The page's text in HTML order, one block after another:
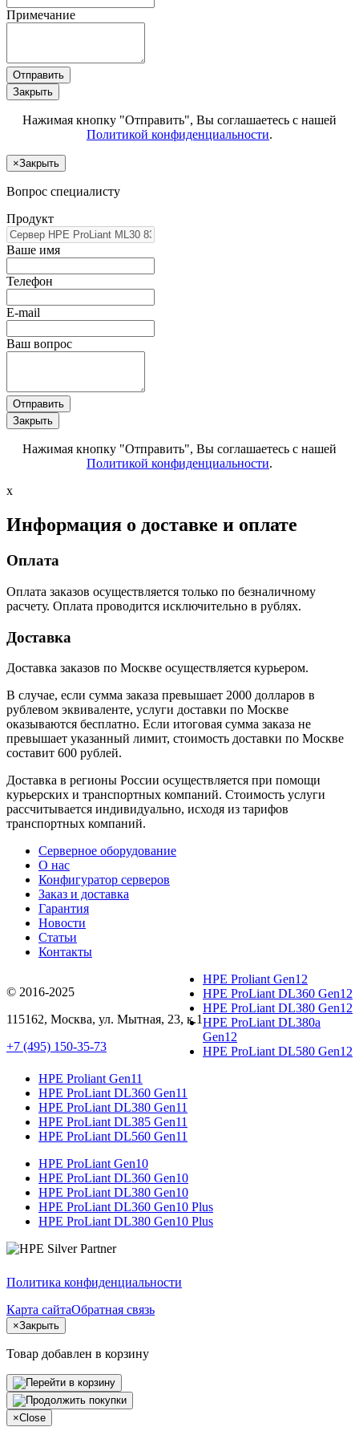
Примечание
Отправить
Закрыть
Нажимая кнопку "Отправить", Вы соглашаетесь с нашей
Политикой конфиденциальности.
×Закрыть
Вопрос специалисту
Продукт
Ваше имя
Телефон
E-mail
Ваш вопрос
Отправить
Закрыть
Нажимая кнопку "Отправить", Вы соглашаетесь с нашей
Политикой конфиденциальности.
x
Информация о доставке и оплате
Оплата
Оплата заказов осуществляется только по безналичному
расчету. Оплата проводится исключительно в рублях.
Доставка
Доставка заказов по Москве осуществляется курьером.
В случае, если сумма заказа превышает 2000 долларов в
рублевом эквиваленте, услуги доставки по Москве
оказываются бесплатно. Если итоговая сумма заказа не
превышает указанный лимит, стоимость доставки по Москве
составит 600 рублей.
Доставка в регионы России осуществляется при помощи
курьерских и транспортных компаний. Стоимость услуги
рассчитывается индивидуально, исходя из тарифов
транспортных компаний.
Серверное оборудование
О нас
Конфигуратор серверов
Заказ и доставка
Гарантия
Новости
Статьи
Контакты
© 2016-2025
115162, Москва, ул. Мытная, 23, к.1
+7 (495) 150-35-73
HPE Proliant Gen12
HPE ProLiant DL360 Gen12
HPE ProLiant DL380 Gen12
HPE ProLiant DL380a
Gen12
HPE ProLiant DL580 Gen12
HPE Proliant Gen11
HPE ProLiant DL360 Gen11
HPE ProLiant DL380 Gen11
HPE ProLiant DL385 Gen11
HPE ProLiant DL560 Gen11
HPE ProLiant Gen10
HPE ProLiant DL360 Gen10
HPE ProLiant DL380 Gen10
HPE ProLiant DL360 Gen10 Plus
HPE ProLiant DL380 Gen10 Plus
Политика конфиденциальности
Карта сайтаОбратная связь
×Закрыть
Товар добавлен в корзину
×Close